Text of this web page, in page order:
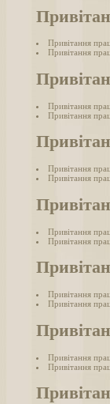
Привітання
Привітання
Привітання
Привітання
Привітання
Привітання
Привітання
Привітання
Привітання
Привітання
Привітання
Привітання